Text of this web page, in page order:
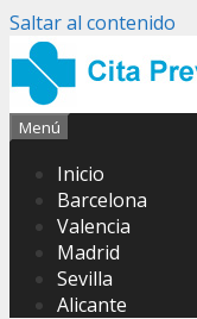
Saltar al contenido
Menú
Inicio
Barcelona
Valencia
Madrid
Sevilla
Alicante